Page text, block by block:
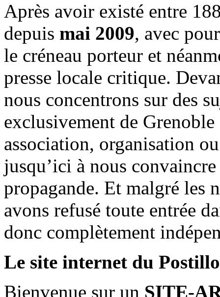
Après avoir existé entre
depuis mai 2009, avec
le créneau porteur et
presse locale critique.
nous concentrons sur des
exclusivement de
association, organisation
jusqu’ici à nous
propagande. Et malgré les
avons refusé toute entrée
donc complètement
Le site internet du
Bienvenue sur un SITE-